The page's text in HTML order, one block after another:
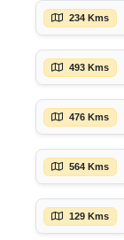
234 Kms
493 Kms
476 Kms
564 Kms
129 Kms